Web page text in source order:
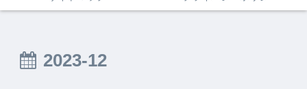
2023-12